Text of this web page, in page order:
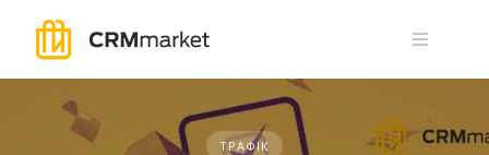
content
ТРАФІК